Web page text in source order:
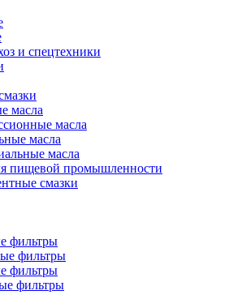
и спецтехники
масла
масла
масла
масла
пищевой промышленности
смазки
фильтры
фильтры
фильтры
фильтры